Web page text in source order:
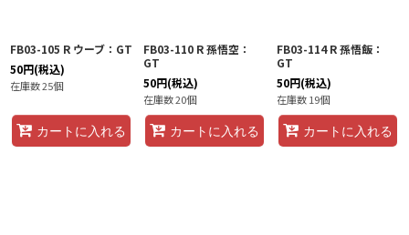
FB03-105 R ウーブ：GT
50円(税込)
在庫数 25個
カートに入れる
FB03-110 R 孫悟空：
GT
50円(税込)
在庫数 20個
カートに入れる
FB03-114 R 孫悟飯：
GT
50円(税込)
在庫数 19個
カートに入れる